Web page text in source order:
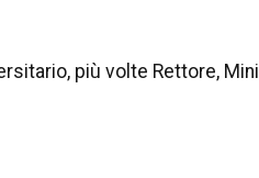
più volte Rettore,